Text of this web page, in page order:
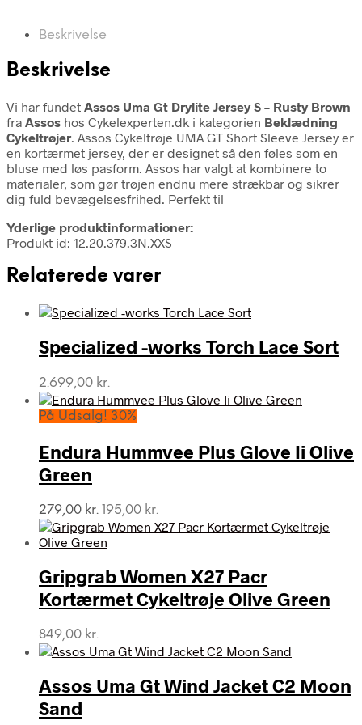
Beskrivelse
Beskrivelse
Vi har fundet Assos Uma Gt Drylite Jersey S – Rusty Brown
fra Assos hos Cykelexperten.dk i kategorien Beklædning
Cykeltrøjer. Assos Cykeltrøje UMA GT Short Sleeve Jersey er
en kortærmet jersey, der er designet så den føles som en
bluse med løs pasform. Assos har valgt at kombinere to
materialer, som gør trøjen endnu mere strækbar og sikrer
dig fuld bevægelsesfrihed. Perfekt til
Yderlige produktinformationer:
Produkt id: 12.20.379.3N.XXS
Relaterede varer
Specialized -works Torch Lace Sort
2.699,00 kr.
På Udsalg! 30%
Endura Hummvee Plus Glove Ii Olive
Green
279,00kr. Den
oprindelige
pris
279,00 kr..
195,00 kr.
aktuelle
195,00 kr..
Gripgrab Women X27 Pacr
Kortærmet Cykeltrøje Olive Green
849,00 kr.
Assos Uma Gt Wind Jacket C2 Moon
Sand